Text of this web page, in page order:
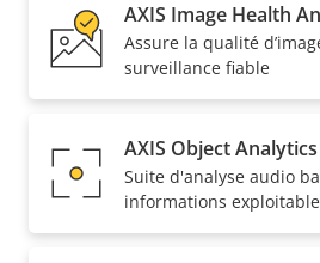
Compression
de la
propriété
la
propriété
Zipstream
AXIS Image Health
Assure la qualité
surveillance fiable
AXIS Object Analytics
Suite d'analyse audio
informations